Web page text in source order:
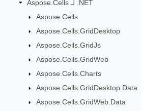
Aspose.Cells لـ .NET
Aspose.Cells
Aspose.Cells.GridDesktop
Aspose.Cells.GridJs
Aspose.Cells.GridWeb
Aspose.Cells.Charts
Aspose.Cells.GridDesktop.Data
Aspose.Cells.GridWeb.Data